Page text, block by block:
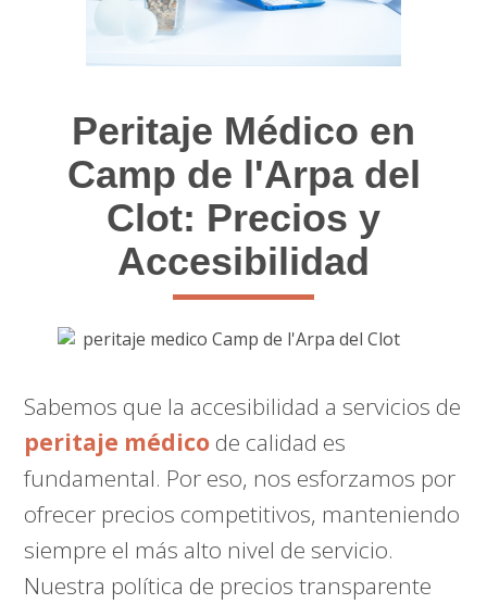
Peritaje Médico en
Camp de l'Arpa del
Clot: Precios y
Accesibilidad
Sabemos que la accesibilidad a servicios de
peritaje médico de calidad es
fundamental. Por eso, nos esforzamos por
ofrecer precios competitivos, manteniendo
siempre el más alto nivel de servicio.
Nuestra política de precios transparente